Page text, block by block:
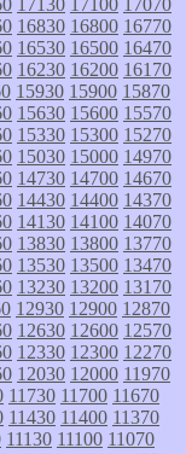
17130 17100 17070
16830 16800 16770
16530 16500 16470
16230 16200 16170
15930 15900 15870
15630 15600 15570
15330 15300 15270
15030 15000 14970
14730 14700 14670
14430 14400 14370
14130 14100 14070
13830 13800 13770
13530 13500 13470
13230 13200 13170
12930 12900 12870
12630 12600 12570
12330 12300 12270
12030 12000 11970
11730 11700 11670
11430 11400 11370
11130 11100 11070